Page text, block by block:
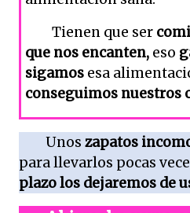
Tienen que ser
que nos encanten, eso
sigamos esa
conseguimos nuestros
Unos zapatos
para llevarlos pocas
plazo los dejaremos de